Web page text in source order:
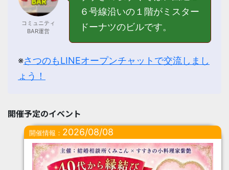
コミュニティ
BAR運営
６号線沿いの１階がミスター
ドーナツのビルです。
※さつのもLINEオープンチャットで交流しまし
ょう！
開催予定のイベント
開催情報： 2026/08/08